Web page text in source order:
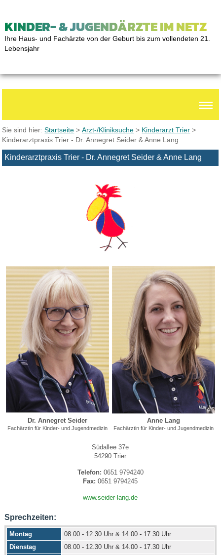
KINDER- & JUGENDÄRZTE IM NETZ
Ihre Haus- und Fachärzte von der Geburt bis zum vollendeten 21.
Lebensjahr
Sie sind hier:Startseite >Arzt-/Kliniksuche > Kinderarzt Trier >
Kinderarztpraxis Trier - Dr. Annegret Seider & Anne Lang
Kinderarztpraxis Trier - Dr. Annegret Seider & Anne Lang
Dr. Annegret Seider
Fachärztin für Kinder- und Jugendmedizin
Anne Lang
Fachärztin für Kinder- und Jugendmedizin
Südallee 37e
54290 Trier
Telefon: 0651 9794240
Fax: 0651 9794245
www.seider-lang.de
Sprechzeiten:
Montag
08.00 - 12.30 Uhr & 14.00 - 17.30 Uhr
Dienstag
08.00 - 12.30 Uhr & 14.00 - 17.30 Uhr